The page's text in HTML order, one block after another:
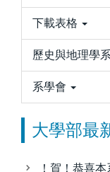
下載表格
歷史與地理學
系學會
大學部最
！賀！恭喜